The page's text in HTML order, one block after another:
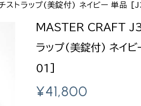
ストラップ(美錠付) ネイビー 単品
MASTER CRAFT J3
ラップ(美錠付) ネイ
01]
¥41,800